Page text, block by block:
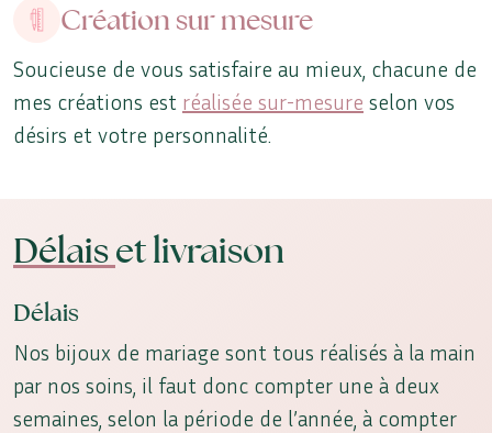
Création sur mesure
Soucieuse de vous satisfaire au mieux, chacune de
mes créations est réalisée sur-mesure selon vos
désirs et votre personnalité.
Délaiset livraison
Délais
Nos bijoux de mariage sont tous réalisés à la main
par nos soins, il faut donc compter une à deux
semaines, selon la période de l’année, à compter